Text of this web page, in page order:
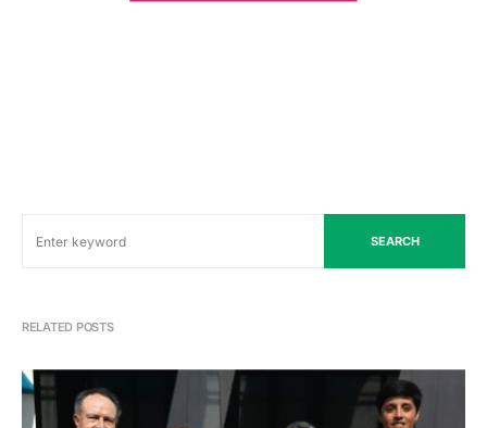
SEARCH
RELATED POSTS